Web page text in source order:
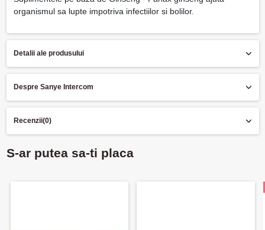
organismul sa lupte impotriva infectiilor si bolilor.
Detalii ale produsului
Despre Sanye Intercom
Recenzii(0)
S-ar putea sa-ti placa